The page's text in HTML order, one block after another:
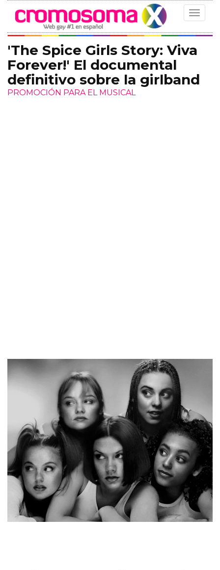
Toggle
'The Spice Girls Story: Viva
Forever!' El documental
definitivo sobre la girlband
PROMOCIÓN PARA EL MUSICAL